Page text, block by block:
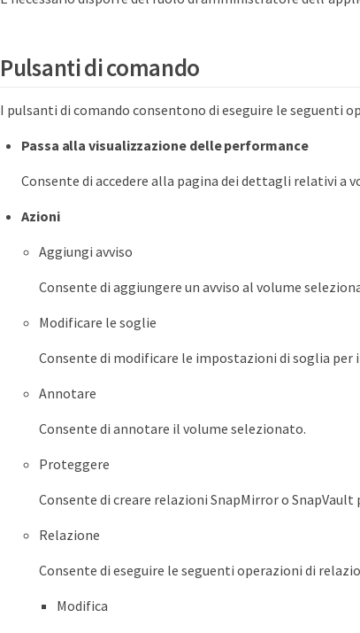
Pulsanti di comando
I pulsanti di comando consentono di eseguire le seguenti
Passa alla visualizzazione delle performance
Consente di accedere alla pagina dei dettagli relativi a
Azioni
Aggiungi avviso
Consente di aggiungere un avviso al volume
Modificare le soglie
Consente di modificare le impostazioni di soglia per
Annotare
Consente di annotare il volume selezionato.
Proteggere
Consente di creare relazioni SnapMirror o
Relazione
Consente di eseguire le seguenti operazioni di
Modifica